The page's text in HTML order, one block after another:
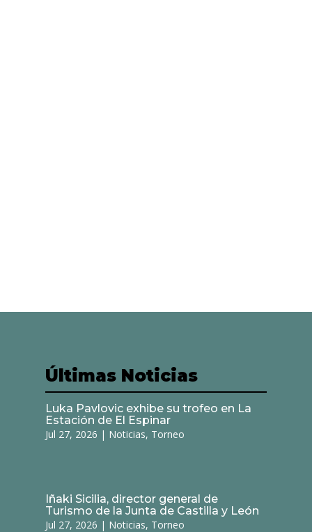
Últimas Noticias
Luka Pavlovic exhibe su trofeo en La
Estación de El Espinar
Jul 27, 2026 | Noticias, Torneo
Iñaki Sicilia, director general de
Turismo de la Junta de Castilla y León
Jul 27, 2026 | Noticias, Torneo